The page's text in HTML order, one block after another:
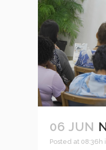
06 JUN
Posted at 08:36h